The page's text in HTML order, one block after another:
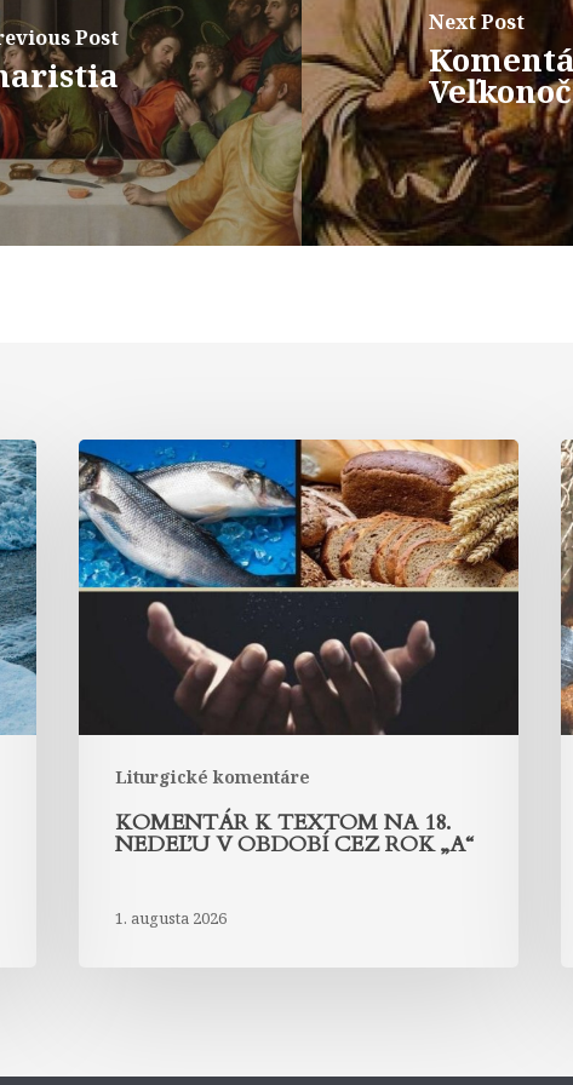
Post
Next Post
Liturgické komentáre
Komentár
k
textom
na
18.
nedeľu
rok
KOMENTÁR K TEXTOM NA 18.
NEDEĽU V OBDOBÍ CEZ ROK „A“
1. augusta 2026
k
v